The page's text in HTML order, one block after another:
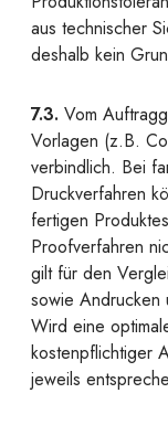
aus technischer
deshalb kein
7.3. Vom
Vorlagen (z.B.
verbindlich. Bei
Druckverfahren
fertigen
Proofverfahren
gilt für den
sowie Andrucken
Wird eine
kostenpflichtiger
jeweils